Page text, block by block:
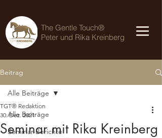
The Gentle Touch®
Peter und Rika Kreinberg
Beitrag
Alle Beiträge
Seminar-Berichte
Alle Beiträge
Seminar mit Rika Kreinberg
TGT® Redaktion
30. Dez. 2021